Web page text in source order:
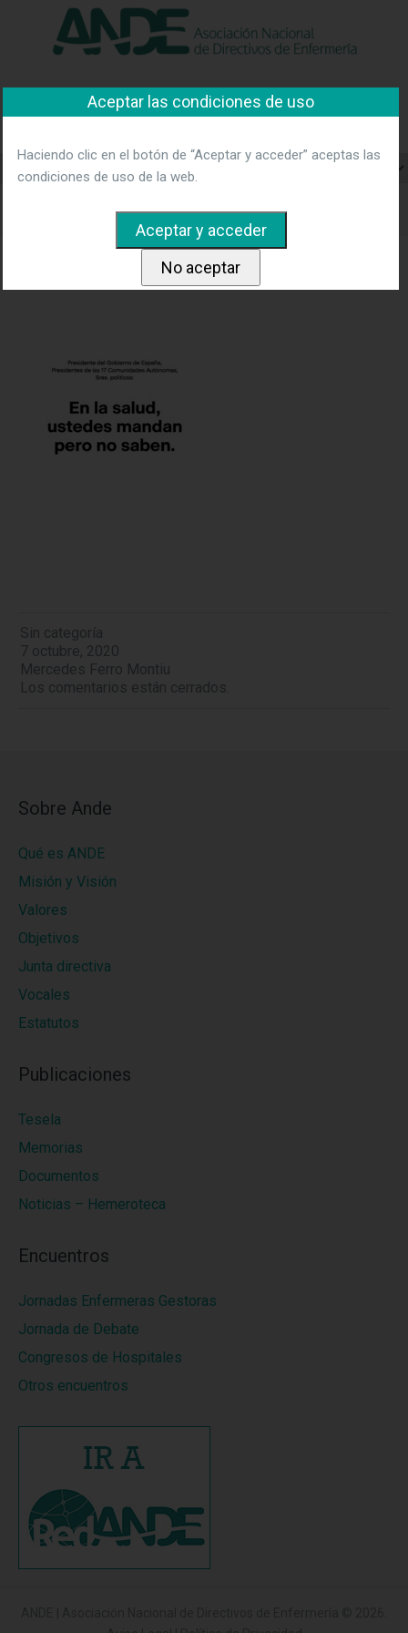
"Ver política"
Asociación Nacional de
Directivos de Enfermería
ustedes mandan pero no saben".
ManifiestoSSCC
Sin categoría
7 octubre, 2020
Mercedes Ferro Montiu
Los comentarios están cerrados.
Sobre Ande
Qué es ANDE
Misión y Visión
Valores
Objetivos
Junta directiva
Vocales
Estatutos
Publicaciones
Tesela
Memorias
Documentos
Noticias – Hemeroteca
Encuentros
Jornadas Enfermeras Gestoras
Jornada de Debate
Congresos de Hospitales
Otros encuentros
Aceptar las condiciones de uso
Haciendo clic en el botón de “Aceptar y acceder” aceptas las
condiciones de uso de la web.